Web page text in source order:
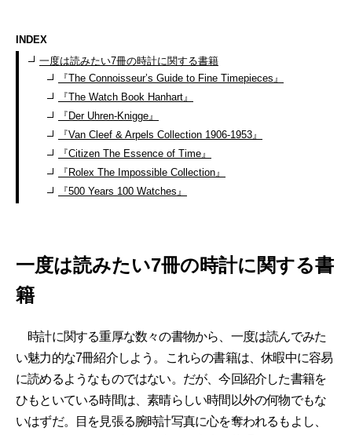
INDEX
一度は読みたい7冊の時計に関する書籍
『The Connoisseur’s Guide to Fine Timepieces』
『The Watch Book Hanhart』
『Der Uhren-Knigge』
『Van Cleef & Arpels Collection 1906-1953』
『Citizen The Essence of Time』
『Rolex The Impossible Collection』
『500 Years 100 Watches』
一度は読みたい7冊の時計に関する書
籍
時計に関する重厚な数々の書物から、一度は読んでみた
い魅力的な7冊紹介しよう。これらの書籍は、休暇中に容易
に読めるようなものではない。だが、今回紹介した書籍を
ひもといている時間は、素晴らしい時間以外の何物でもな
いはずだ。目を見張る腕時計写真に心を奪われるもよし、